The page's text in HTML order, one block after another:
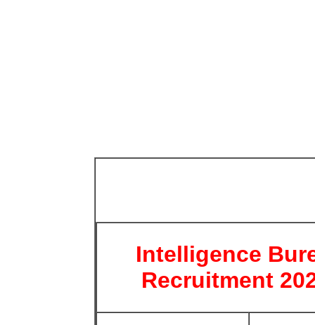
Intelligence
Recruitment